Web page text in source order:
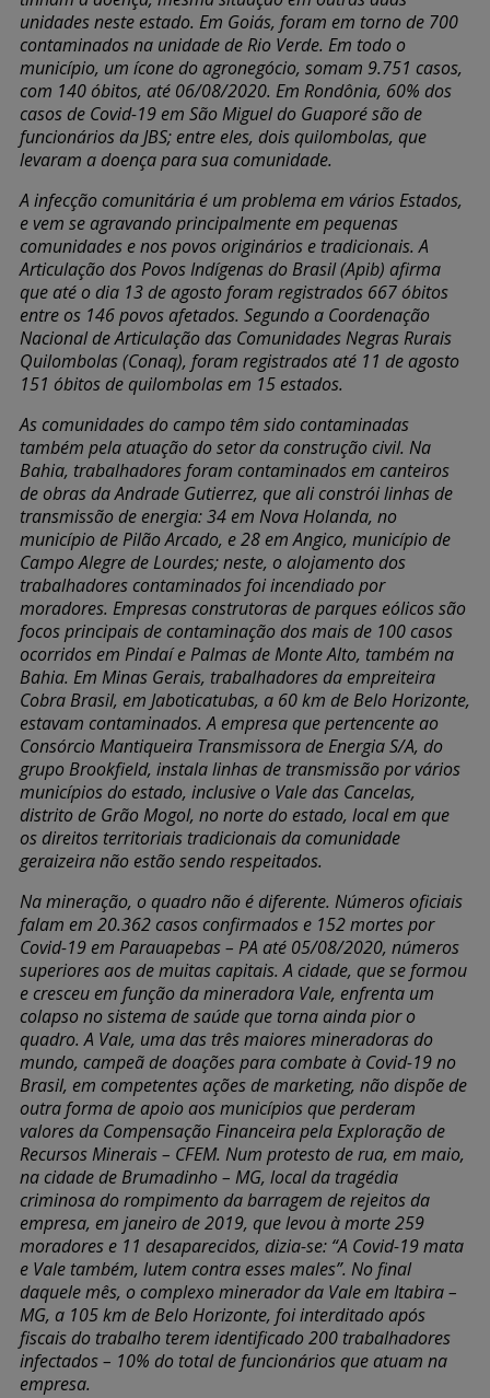
unidades neste estado. Em Goiás, foram em torno de 700
contaminados na unidade de Rio Verde. Em todo o
município, um ícone do agronegócio, somam 9.751 casos,
com 140 óbitos, até 06/08/2020. Em Rondônia, 60% dos
casos de Covid-19 em São Miguel do Guaporé são de
funcionários da JBS; entre eles, dois quilombolas, que
levaram a doença para sua comunidade.
A infecção comunitária é um problema em vários Estados,
e vem se agravando principalmente em pequenas
comunidades e nos povos originários e tradicionais. A
Articulação dos Povos Indígenas do Brasil (Apib) afirma
que até o dia 13 de agosto foram registrados 667 óbitos
entre os 146 povos afetados. Segundo a Coordenação
Nacional de Articulação das Comunidades Negras Rurais
Quilombolas (Conaq), foram registrados até 11 de agosto
151 óbitos de quilombolas em 15 estados.
As comunidades do campo têm sido contaminadas
também pela atuação do setor da construção civil. Na
Bahia, trabalhadores foram contaminados em canteiros
de obras da Andrade Gutierrez, que ali constrói linhas de
transmissão de energia: 34 em Nova Holanda, no
município de Pilão Arcado, e 28 em Angico, município de
Campo Alegre de Lourdes; neste, o alojamento dos
trabalhadores contaminados foi incendiado por
moradores. Empresas construtoras de parques eólicos são
focos principais de contaminação dos mais de 100 casos
ocorridos em Pindaí e Palmas de Monte Alto, também na
Bahia. Em Minas Gerais, trabalhadores da empreiteira
Cobra Brasil, em Jaboticatubas, a 60 km de Belo Horizonte,
estavam contaminados. A empresa que pertencente ao
Consórcio Mantiqueira Transmissora de Energia S/A, do
grupo Brookfield, instala linhas de transmissão por vários
municípios do estado, inclusive o Vale das Cancelas,
distrito de Grão Mogol, no norte do estado, local em que
os direitos territoriais tradicionais da comunidade
geraizeira não estão sendo respeitados.
Na mineração, o quadro não é diferente. Números oficiais
falam em 20.362 casos confirmados e 152 mortes por
Covid-19 em Parauapebas – PA até 05/08/2020, números
superiores aos de muitas capitais. A cidade, que se formou
e cresceu em função da mineradora Vale, enfrenta um
colapso no sistema de saúde que torna ainda pior o
quadro. A Vale, uma das três maiores mineradoras do
mundo, campeã de doações para combate à Covid-19 no
Brasil, em competentes ações de marketing, não dispõe de
outra forma de apoio aos municípios que perderam
valores da Compensação Financeira pela Exploração de
Recursos Minerais – CFEM. Num protesto de rua, em maio,
na cidade de Brumadinho – MG, local da tragédia
criminosa do rompimento da barragem de rejeitos da
empresa, em janeiro de 2019, que levou à morte 259
moradores e 11 desaparecidos, dizia-se: “A Covid-19 mata
e Vale também, lutem contra esses males”. No final
daquele mês, o complexo minerador da Vale em Itabira –
MG, a 105 km de Belo Horizonte, foi interditado após
fiscais do trabalho terem identificado 200 trabalhadores
infectados – 10% do total de funcionários que atuam na
empresa.